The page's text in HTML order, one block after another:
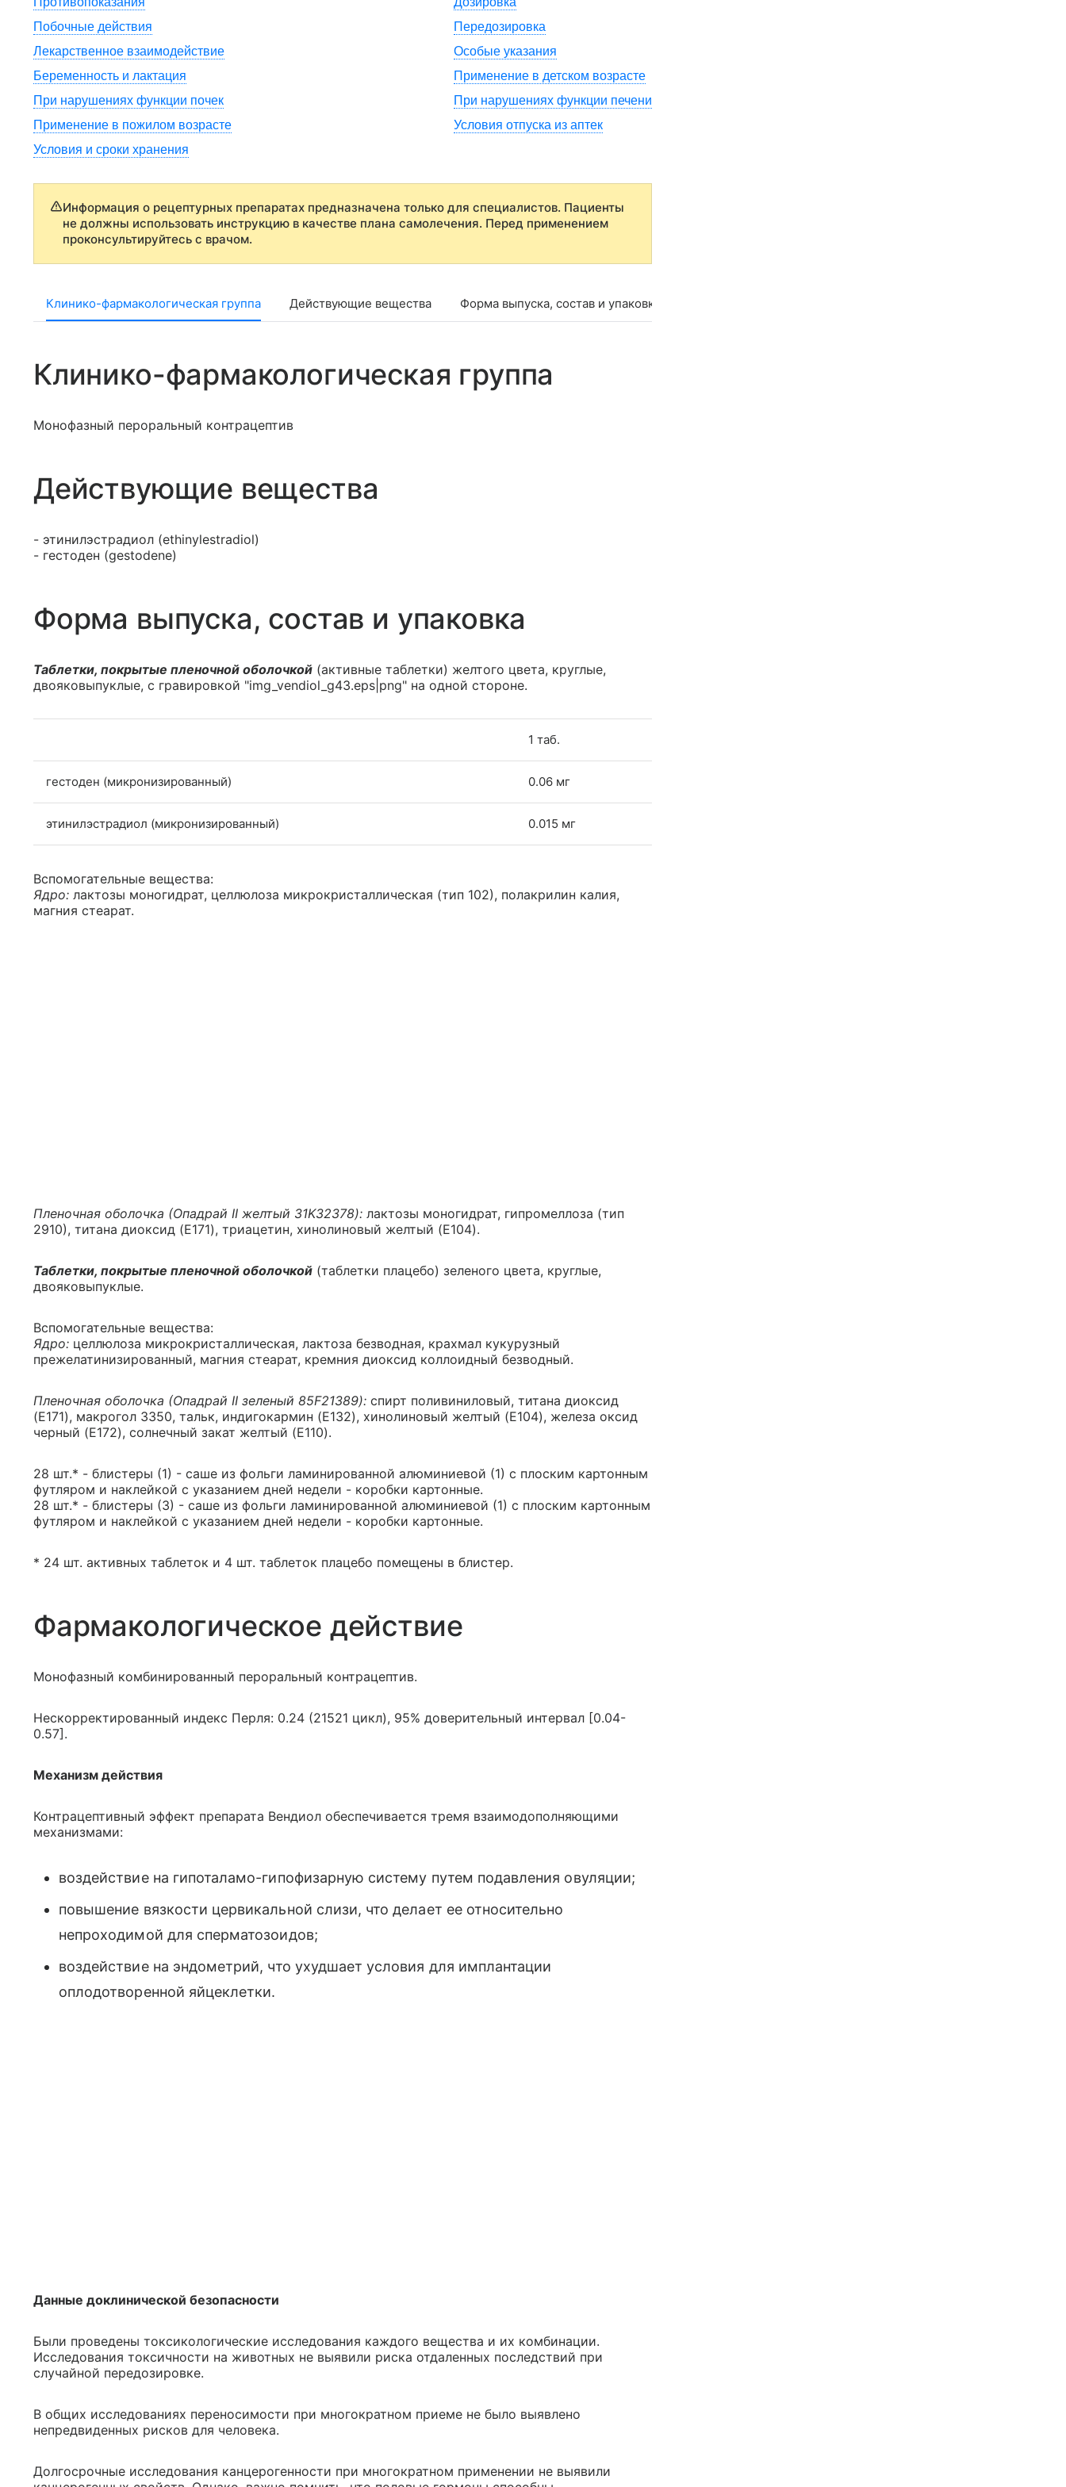
Побочные действия
Передозировка
Лекарственное взаимодействие
Особые указания
Беременность и лактация
Применение в детском возрасте
При нарушениях функции почек
При нарушениях функции печени
Применение в пожилом возрасте
Условия отпуска из аптек
Условия и сроки хранения
Информация о рецептурных препаратах предназначена только для специалистов. Пациенты
не должны использовать инструкцию в качестве плана самолечения. Перед применением
проконсультируйтесь с врачом.
Клинико-фармакологическая группа Действующие вещества Форма выпуска, состав и упаковка
Клинико-фармакологическая группа
Монофазный пероральный контрацептив
Действующие вещества
- этинилэстрадиол (ethinylestradiol)
- гестоден (gestodene)
Форма выпуска, состав и упаковка
Таблетки, покрытые пленочной оболочкой (активные таблетки) желтого цвета, круглые,
двояковыпуклые, с гравировкой "img_vendiol_g43.eps|png" на одной стороне.
1 таб.
гестоден (микронизированный) 0.06 мг
этинилэстрадиол (микронизированный) 0.015 мг
Вспомогательные вещества:
Ядро: лактозы моногидрат, целлюлоза микрокристаллическая (тип 102), полакрилин калия,
магния стеарат.
Пленочная оболочка (Опадрай II желтый 31K32378): лактозы моногидрат, гипромеллоза (тип
2910), титана диоксид (E171), триацетин, хинолиновый желтый (E104).
Таблетки, покрытые пленочной оболочкой (таблетки плацебо) зеленого цвета, круглые,
двояковыпуклые.
Вспомогательные вещества:
Ядро: целлюлоза микрокристаллическая, лактоза безводная, крахмал кукурузный
прежелатинизированный, магния стеарат, кремния диоксид коллоидный безводный.
Пленочная оболочка (Опадрай II зеленый 85F21389): спирт поливиниловый, титана диоксид
(E171), макрогол 3350, тальк, индигокармин (E132), хинолиновый желтый (E104), железа оксид
черный (E172), солнечный закат желтый (E110).
28 шт.* - блистеры (1) - саше из фольги ламинированной алюминиевой (1) с плоским картонным
футляром и наклейкой с указанием дней недели - коробки картонные.
28 шт.* - блистеры (3) - саше из фольги ламинированной алюминиевой (1) с плоским картонным
футляром и наклейкой с указанием дней недели - коробки картонные.
* 24 шт. активных таблеток и 4 шт. таблеток плацебо помещены в блистер.
Фармакологическое действие
Монофазный комбинированный пероральный контрацептив.
Нескорректированный индекс Перля: 0.24 (21521 цикл), 95% доверительный интервал [0.04-
0.57].
Механизм действия
Контрацептивный эффект препарата Вендиол обеспечивается тремя взаимодополняющими
механизмами:
воздействие на гипоталамо-гипофизарную систему путем подавления овуляции;
повышение вязкости цервикальной слизи, что делает ее относительно
непроходимой для сперматозоидов;
воздействие на эндометрий, что ухудшает условия для имплантации
оплодотворенной яйцеклетки.
Данные доклинической безопасности
Были проведены токсикологические исследования каждого вещества и их комбинации.
Исследования токсичности на животных не выявили риска отдаленных последствий при
случайной передозировке.
В общих исследованиях переносимости при многократном приеме не было выявлено
непредвиденных рисков для человека.
Долгосрочные исследования канцерогенности при многократном применении не выявили